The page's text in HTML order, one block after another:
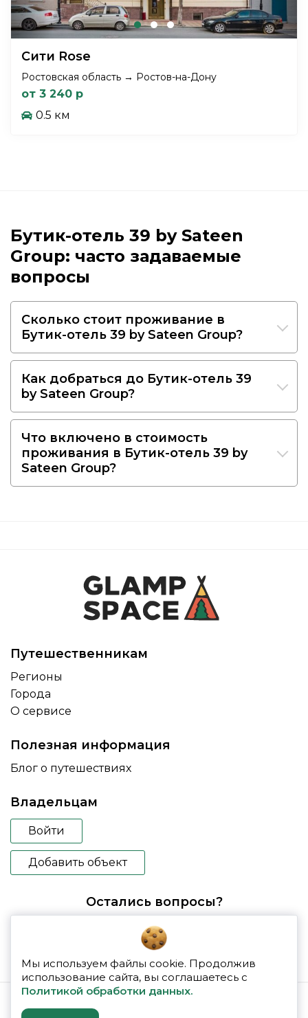
Сити Rose
Ростовская область → Ростов-на-Дону
от 3 240 р
0.5 км
Бутик-отель 39 by Sateen
Group: часто задаваемые
вопросы
Сколько стоит проживание в
Бутик-отель 39 by Sateen Group?
Как добраться до Бутик-отель 39
by Sateen Group?
Что включено в стоимость
проживания в Бутик-отель 39 by
Sateen Group?
Путешественникам
Регионы
Города
О сервисе
Полезная информация
Блог о путешествиях
Владельцам
Войти
Добавить объект
Остались вопросы?
booking@glampspace.ru
Мы используем файлы cookie. Продолжив
использование сайта, вы соглашаетесь с
Политикой обработки данных.